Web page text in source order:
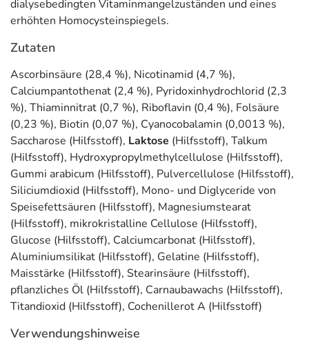
dialysebedingten Vitaminmangelzuständen und eines
erhöhten Homocysteinspiegels.
Zutaten
Ascorbinsäure (28,4 %), Nicotinamid (4,7 %),
Calciumpantothenat (2,4 %), Pyridoxinhydrochlorid (2,3
%), Thiaminnitrat (0,7 %), Riboflavin (0,4 %), Folsäure
(0,23 %), Biotin (0,07 %), Cyanocobalamin (0,0013 %),
Saccharose (Hilfsstoff), Laktose (Hilfsstoff), Talkum
(Hilfsstoff), Hydroxypropylmethylcellulose (Hilfsstoff),
Gummi arabicum (Hilfsstoff), Pulvercellulose (Hilfsstoff),
Siliciumdioxid (Hilfsstoff), Mono- und Diglyceride von
Speisefettsäuren (Hilfsstoff), Magnesiumstearat
(Hilfsstoff), mikrokristalline Cellulose (Hilfsstoff),
Glucose (Hilfsstoff), Calciumcarbonat (Hilfsstoff),
Aluminiumsilikat (Hilfsstoff), Gelatine (Hilfsstoff),
Maisstärke (Hilfsstoff), Stearinsäure (Hilfsstoff),
pflanzliches Öl (Hilfsstoff), Carnaubawachs (Hilfsstoff),
Titandioxid (Hilfsstoff), Cochenillerot A (Hilfsstoff)
Verwendungshinweise